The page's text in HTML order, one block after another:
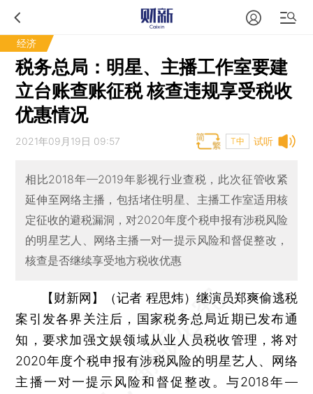
经济
税务总局：明星、主播工作室要建
立台账查账征税 核查违规享受税收
优惠情况
试听
2021年09月19日 09:57 T中
相比2018年—2019年影视行业查税，此次征管收紧
延伸至网络主播，包括堵住明星、主播工作室适用核
定征收的避税漏洞，对2020年度个税申报有涉税风险
的明星艺人、网络主播一对一提示风险和督促整改，
核查是否继续享受地方税收优惠
【财新网】（记者 程思炜） 继演员郑爽偷逃税
案引发各界关注后，国家税务总局近期已发布通
知，要求加强文娱领域从业人员税收管理，将对
2020年度个税申报有涉税风险的明星艺人、网络
主播一对一提示风险和督促整改。与2018年—